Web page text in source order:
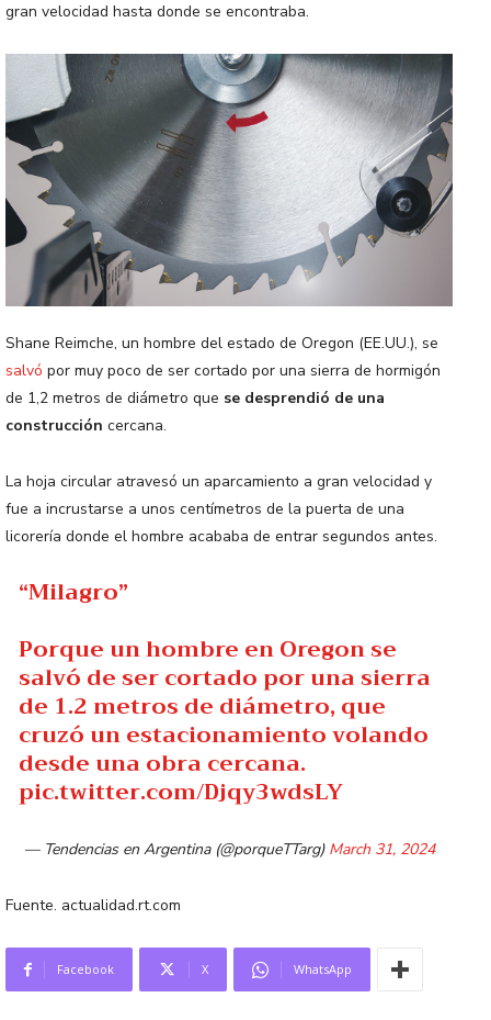
gran velocidad hasta donde se encontraba.
Shane Reimche, un hombre del estado de Oregon (EE.UU.), se
salvó por muy poco de ser cortado por una sierra de hormigón
de 1,2 metros de diámetro que se desprendió de una
construcción cercana.
La hoja circular atravesó un aparcamiento a gran velocidad y
fue a incrustarse a unos centímetros de la puerta de una
licorería donde el hombre acababa de entrar segundos antes.
“Milagro”
Porque un hombre en Oregon se
salvó de ser cortado por una sierra
de 1.2 metros de diámetro, que
cruzó un estacionamiento volando
desde una obra cercana.
pic.twitter.com/Djqy3wdsLY
— Tendencias en Argentina (@porqueTTarg) March 31, 2024
Fuente. actualidad.rt.com
Facebook X WhatsApp